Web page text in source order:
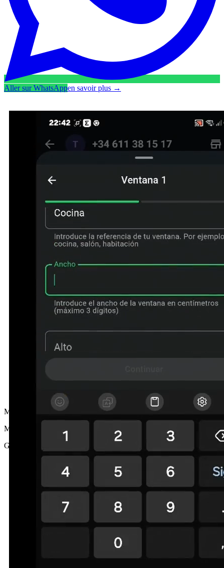
Aller sur WhatsAppen savoir plus →
MG
María G.
Girona